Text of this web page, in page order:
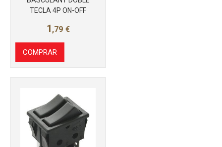
TECLA 4P ON-OFF
1 ,79 €
COMPRAR